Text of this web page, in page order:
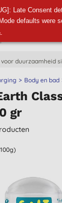
Late Consent
defaults were
voor duurzaamheid
Body en bad
gr